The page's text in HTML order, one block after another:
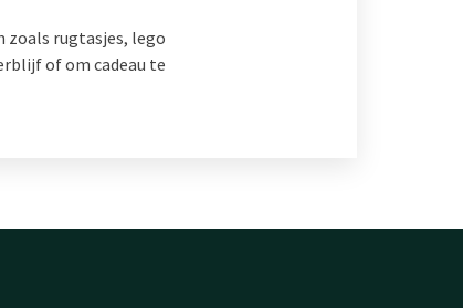
zoals rugtasjes, lego
of om cadeau te